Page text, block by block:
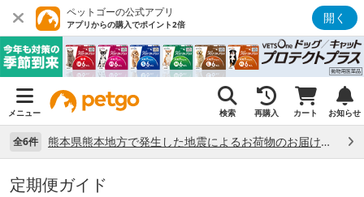
ペットゴーの公式アプリ
アプリからの購入でポイント2倍 開く
メニュー 検索 再購入 カート お知らせ
全6件 熊本県熊本地方で発生した地震によるお荷物のお届け状況について （7/28）
定期便ガイド